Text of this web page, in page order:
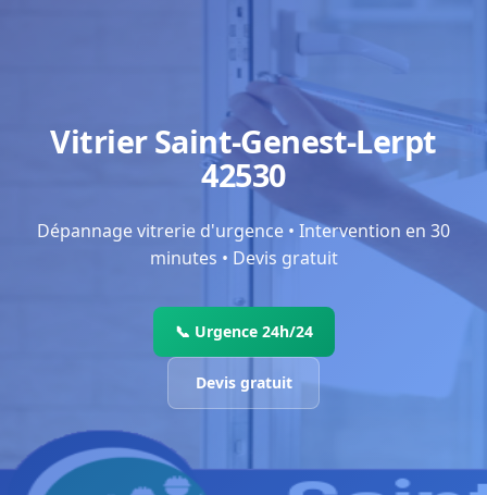
Vitrier Saint-Genest-Lerpt
42530
Dépannage vitrerie d'urgence • Intervention en 30
minutes • Devis gratuit
📞 Urgence 24h/24
Devis gratuit